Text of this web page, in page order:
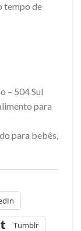
tempo de
– 504 Sul
para
para bebês,
Tumblr